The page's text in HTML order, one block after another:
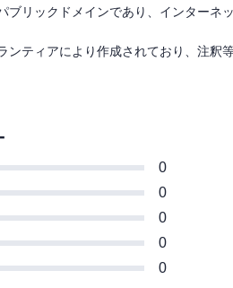
ブリックドメインであり、インターネ
ティアにより作成されており、注釈
0
0
0
0
0